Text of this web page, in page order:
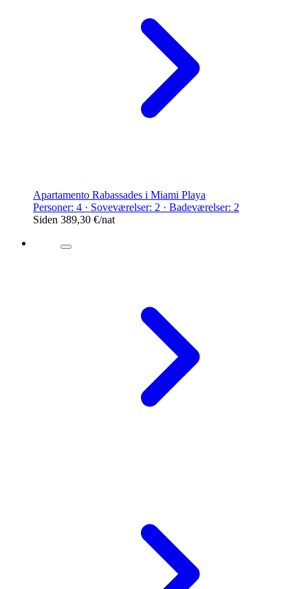
Apartamento Rabassades i Miami Playa
Personer: 4 · Soveværelser: 2 · Badeværelser: 2
Siden 389,30 €/nat